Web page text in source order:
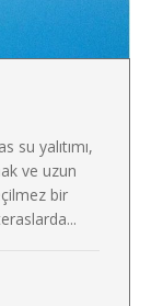
su yalıtımı,
ve uzun
bir